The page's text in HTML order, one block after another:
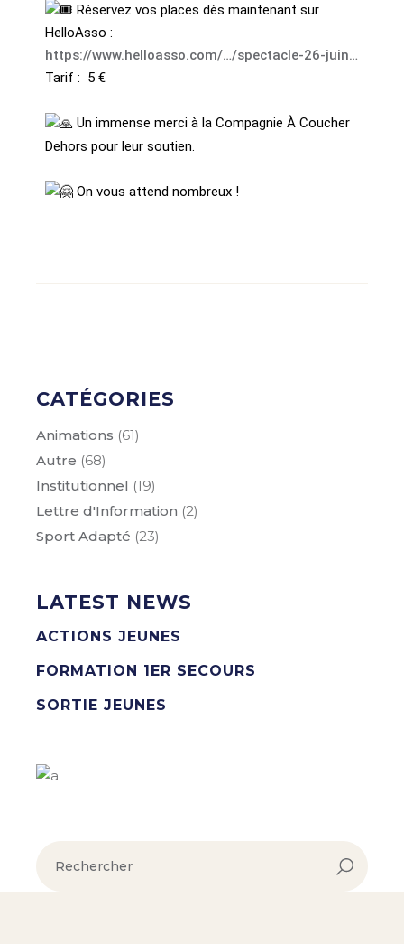
Réservez vos places dès maintenant sur
HelloAsso :
https://www.helloasso.com/…/spectacle-26-juin…
Tarif : 5 €
Un immense merci à la Compagnie À Coucher
Dehors pour leur soutien.
On vous attend nombreux !
CATÉGORIES
Animations (61)
Autre (68)
Institutionnel (19)
Lettre d'Information (2)
Sport Adapté (23)
LATEST NEWS
ACTIONS JEUNES
FORMATION 1ER SECOURS
SORTIE JEUNES